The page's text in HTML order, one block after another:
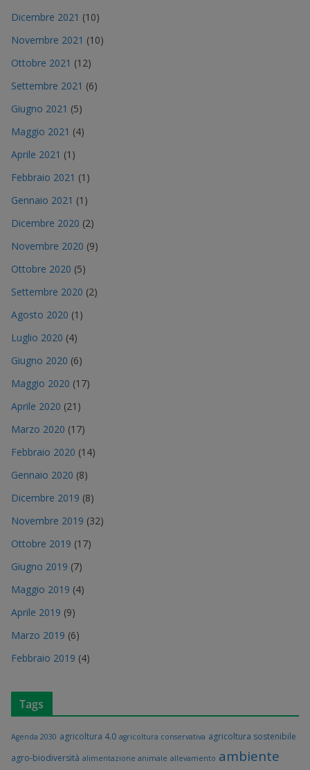
Dicembre 2021 (10)
Novembre 2021 (10)
Ottobre 2021 (12)
Settembre 2021 (6)
Giugno 2021 (5)
Maggio 2021 (4)
Aprile 2021 (1)
Febbraio 2021 (1)
Gennaio 2021 (1)
Dicembre 2020 (2)
Novembre 2020 (9)
Ottobre 2020 (5)
Settembre 2020 (2)
Agosto 2020 (1)
Luglio 2020 (4)
Giugno 2020 (6)
Maggio 2020 (17)
Aprile 2020 (21)
Marzo 2020 (17)
Febbraio 2020 (14)
Gennaio 2020 (8)
Dicembre 2019 (8)
Novembre 2019 (32)
Ottobre 2019 (17)
Giugno 2019 (7)
Maggio 2019 (4)
Aprile 2019 (9)
Marzo 2019 (6)
Febbraio 2019 (4)
Tags
Agenda 2030 agricoltura 4.0 agricoltura conservativa agricoltura sostenibile
agro-biodiversità alimentazione animale allevamento ambiente